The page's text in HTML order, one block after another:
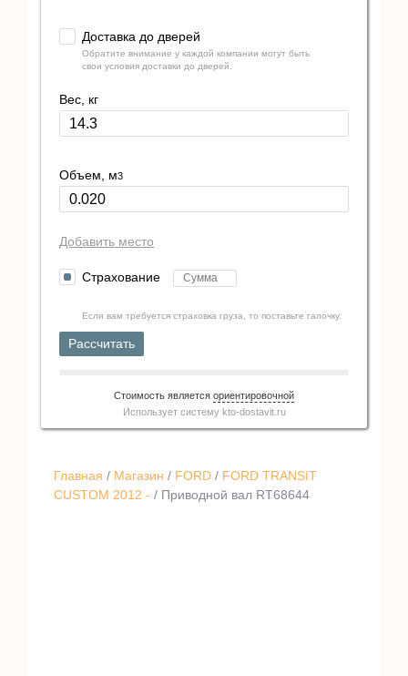
Главная / Магазин / FORD / FORD TRANSIT
CUSTOM 2012 - / Приводной вал RT68644
Доставка до дверей
Обратите внимание у каждой компании могут быть
свои условия доставки до дверей.
Вес, кг
Объем, м3
Добавить место
Страхование
Если вам требуется страховка груза, то поставьте галочку.
Рассчитать
Стоимость является ориентировочной
Использует систему kto-dostavit.ru